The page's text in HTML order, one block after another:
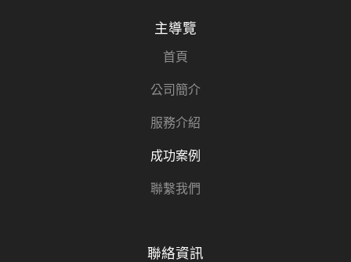
主導覽
首頁
公司簡介
服務介紹
成功案例
聯繫我們
聯絡資訊